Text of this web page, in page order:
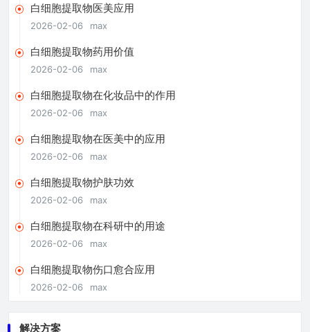
白细胞提取物医美应用
2026-02-06 max
白细胞提取物药用价值
2026-02-06 max
白细胞提取物在化妆品中的作用
2026-02-06 max
白细胞提取物在医美中的应用
2026-02-06 max
白细胞提取物护肤功效
2026-02-06 max
白细胞提取物在科研中的用途
2026-02-06 max
白细胞提取物伤口愈合应用
2026-02-06 max
解决方案